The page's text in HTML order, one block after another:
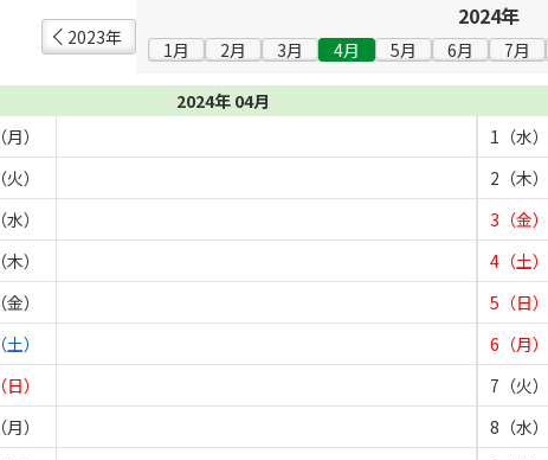
2023年
2024年
1月 2月 3月 4月 5月 6月 7月
2024年 04月
）
）
）
）
）
）
）
）
1（水）
2（木）
3（金）
4（土）
5（日）
6（月）
7（火）
8（水）